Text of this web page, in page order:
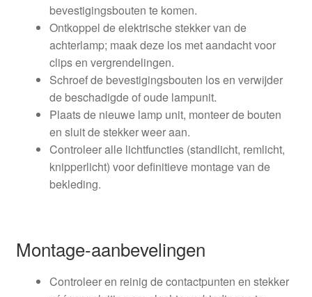
bevestigingsbouten te komen.
Ontkoppel de elektrische stekker van de
achterlamp; maak deze los met aandacht voor
clips en vergrendelingen.
Schroef de bevestigingsbouten los en verwijder
de beschadigde of oude lampunit.
Plaats de nieuwe lamp unit, monteer de bouten
en sluit de stekker weer aan.
Controleer alle lichtfuncties (standlicht, remlicht,
knipperlicht) voor definitieve montage van de
bekleding.
Montage-aanbevelingen
Controleer en reinig de contactpunten en stekker